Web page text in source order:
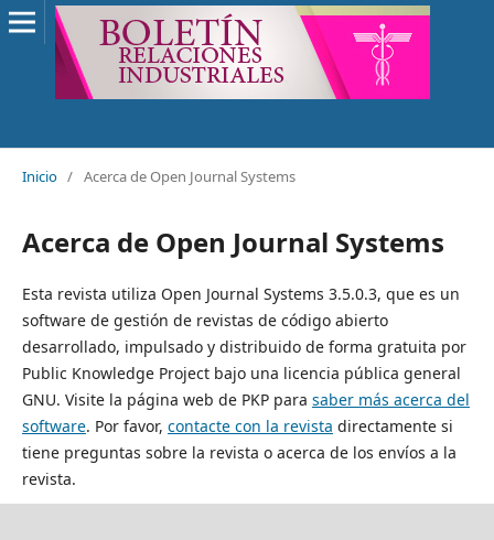
Inicio / Acerca de Open Journal Systems
Acerca de Open Journal Systems
Esta revista utiliza Open Journal Systems 3.5.0.3, que es un
software de gestión de revistas de código abierto
desarrollado, impulsado y distribuido de forma gratuita por
Public Knowledge Project bajo una licencia pública general
GNU. Visite la página web de PKP para saber más acerca del
software. Por favor, contacte con la revista directamente si
tiene preguntas sobre la revista o acerca de los envíos a la
revista.